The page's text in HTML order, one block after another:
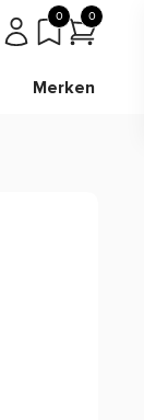
0 0
Merken